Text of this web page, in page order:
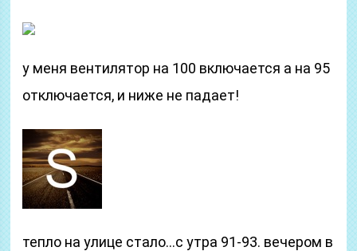
у меня вентилятор на 100 включается а на 95
отключается, и ниже не падает!
тепло на улице стало…с утра 91-93. вечером в